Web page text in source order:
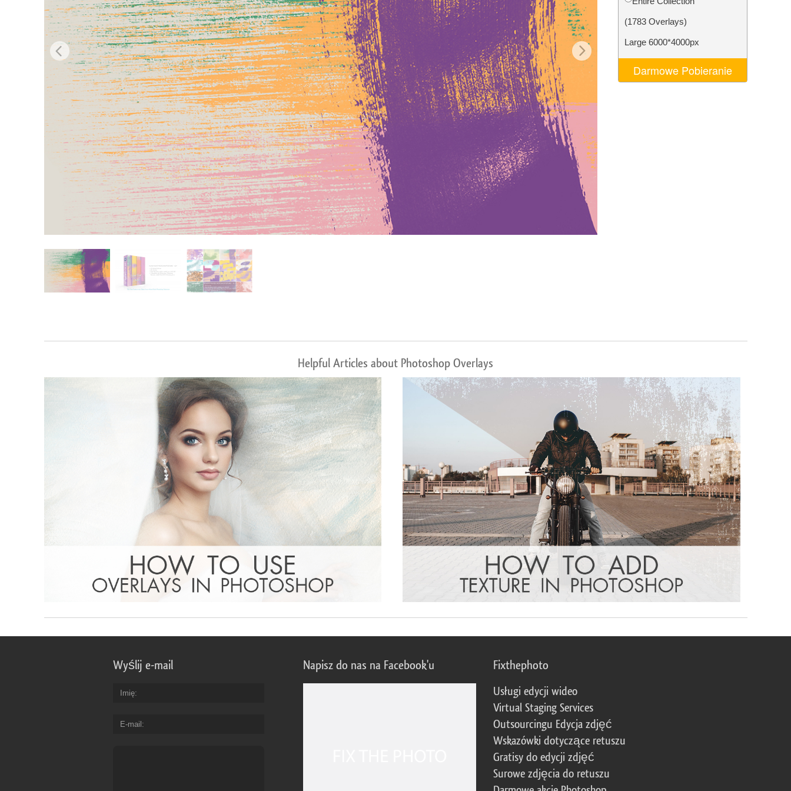
Usługi retuszu produktów Usługi retuszu biżuterii Dane Treningowe AI Video Editing Services
(1783 Overlays)
Large 6000*4000px
Darmowe Pobieranie
Helpful Articles about Photoshop Overlays
Wyślij e-mail
Imię
E-mail
Napisz do nas na Facebook'u Fixthephoto
Usługi edycji wideo
Virtual Staging Services
Outsourcingu Edycja zdjęć
Wskazówki dotyczące retuszu
Gratisy do edycji zdjęć
Surowe zdjęcia do retuszu